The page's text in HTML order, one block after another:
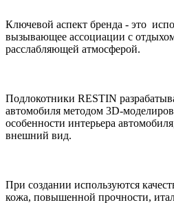
Ключевой аспект бренда - это
вызывающее ассоциации с
расслабляющей атмосферой.
Подлокотники RESTIN
автомобиля методом 3D-
особенности интерьера
внешний вид.
При создании используются
кожа, повышенной прочности,